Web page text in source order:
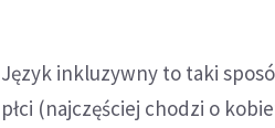
Język inkluzywny to taki
płci (najczęściej chodzi o